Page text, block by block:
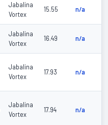
Jabalina
Vortex
15.55 n/a
Jabalina
Vortex
16.49 n/a
Jabalina
Vortex
17.93 n/a
Jabalina
Vortex
17.94 n/a